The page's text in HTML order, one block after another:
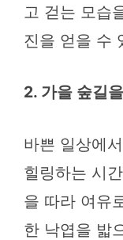
고 걷는 모습
진을 얻을 수
2. 가을 숲길
바쁜 일상에
힐링하는 시
을 따라 여유
한 낙엽을 밟